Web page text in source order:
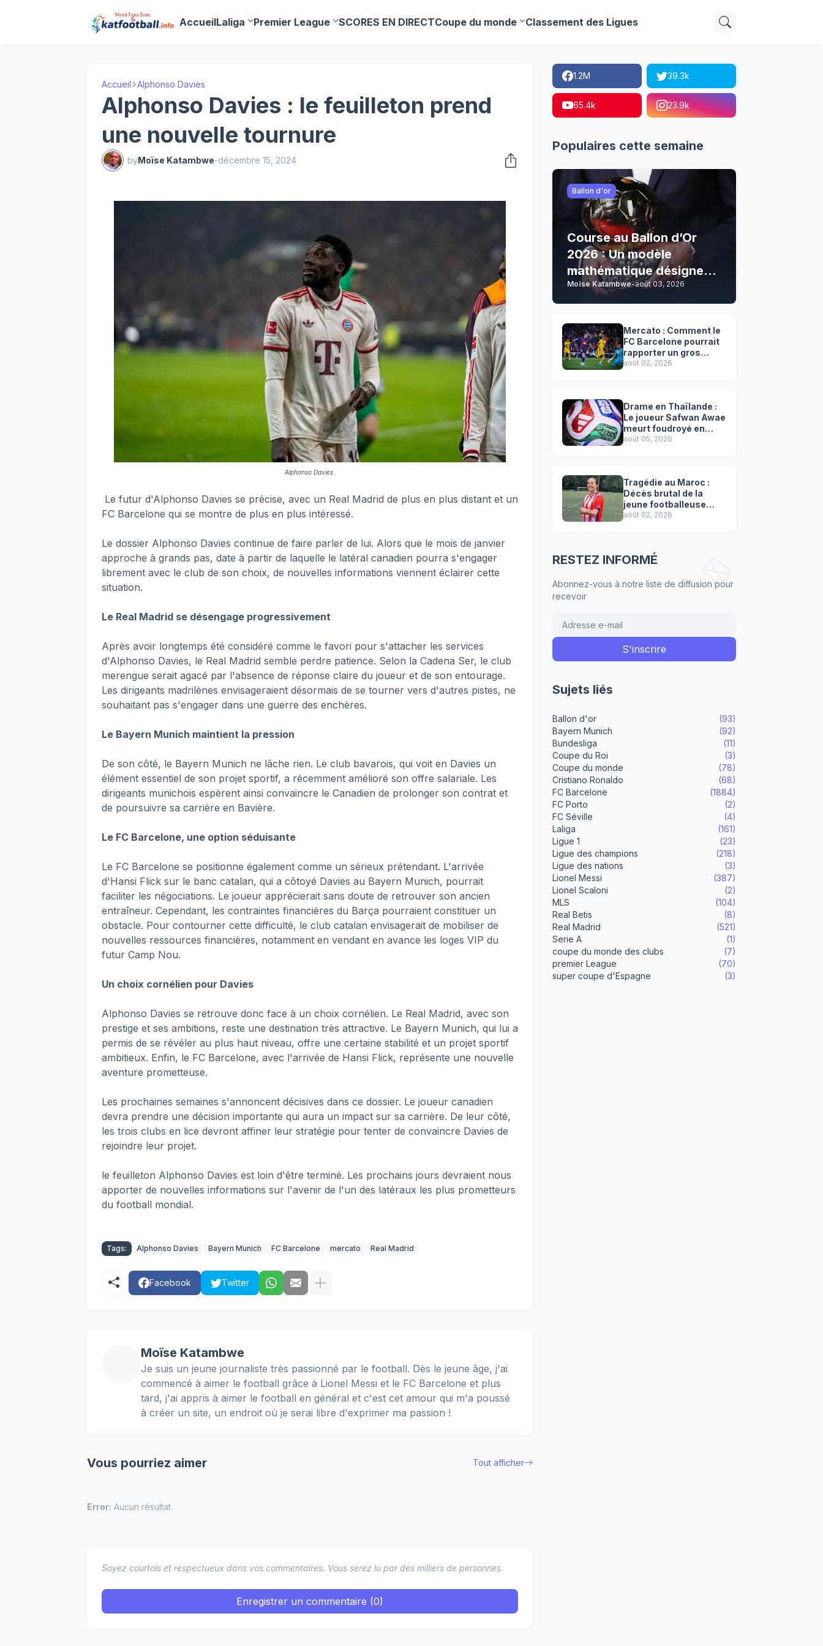
AccueilLaliga Premier League SCORES EN DIRECTCoupe du monde Classement des Ligues
Accueil Alphonso Davies
Alphonso Davies : le feuilleton prend
une nouvelle tournure
byMoïse Katambwe-décembre 15, 2024
Alphonso Davies
Le futur d'Alphonso Davies se précise, avec un Real Madrid de plus en plus distant et un
FC Barcelone qui se montre de plus en plus intéressé.
Le dossier Alphonso Davies continue de faire parler de lui. Alors que le mois de janvier
approche à grands pas, date à partir de laquelle le latéral canadien pourra s'engager
librement avec le club de son choix, de nouvelles informations viennent éclairer cette
situation.
Le Real Madrid se désengage progressivement
Après avoir longtemps été considéré comme le favori pour s'attacher les services
d'Alphonso Davies, le Real Madrid semble perdre patience. Selon la Cadena Ser, le club
merengue serait agacé par l'absence de réponse claire du joueur et de son entourage.
Les dirigeants madrilènes envisageraient désormais de se tourner vers d'autres pistes, ne
souhaitant pas s'engager dans une guerre des enchères.
Le Bayern Munich maintient la pression
De son côté, le Bayern Munich ne lâche rien. Le club bavarois, qui voit en Davies un
élément essentiel de son projet sportif, a récemment amélioré son offre salariale. Les
dirigeants munichois espèrent ainsi convaincre le Canadien de prolonger son contrat et
de poursuivre sa carrière en Bavière.
Le FC Barcelone, une option séduisante
Le FC Barcelone se positionne également comme un sérieux prétendant. L'arrivée
d'Hansi Flick sur le banc catalan, qui a côtoyé Davies au Bayern Munich, pourrait
faciliter les négociations. Le joueur apprécierait sans doute de retrouver son ancien
entraîneur. Cependant, les contraintes financières du Barça pourraient constituer un
obstacle. Pour contourner cette difficulté, le club catalan envisagerait de mobiliser de
nouvelles ressources financières, notamment en vendant en avance les loges VIP du
futur Camp Nou.
Un choix cornélien pour Davies
Alphonso Davies se retrouve donc face à un choix cornélien. Le Real Madrid, avec son
prestige et ses ambitions, reste une destination très attractive. Le Bayern Munich, qui lui a
permis de se révéler au plus haut niveau, offre une certaine stabilité et un projet sportif
ambitieux. Enfin, le FC Barcelone, avec l'arrivée de Hansi Flick, représente une nouvelle
aventure prometteuse.
Les prochaines semaines s'annoncent décisives dans ce dossier. Le joueur canadien
devra prendre une décision importante qui aura un impact sur sa carrière. De leur côté,
les trois clubs en lice devront affiner leur stratégie pour tenter de convaincre Davies de
rejoindre leur projet.
le feuilleton Alphonso Davies est loin d'être terminé. Les prochains jours devraient nous
apporter de nouvelles informations sur l'avenir de l'un des latéraux les plus prometteurs
du football mondial.
Tags: Alphonso Davies Bayern Munich FC Barcelone mercato Real Madrid
Facebook Twitter
Moïse Katambwe
Je suis un jeune journaliste très passionné par le football. Dès le jeune âge, j'ai
commencé à aimer le football grâce à Lionel Messi et le FC Barcelone et plus
tard, j'ai appris à aimer le football en général et c'est cet amour qui m'a poussé
à créer un site, un endroit où je serai libre d'exprimer ma passion !
Vous pourriez aimer Tout afficher
Error: Aucun résultat.
Soyez courtois et respectueux dans vos commentaires. Vous serez lu par des milliers de personnes.
Enregistrer un commentaire (0)
1.2M 39.3k
65.4k 23.9k
Populaires cette semaine
Ballon d'or
Course au Ballon d’Or
2026 : Un modèle
mathématique désigne
son grand favori !
Moïse Katambwe-août 03, 2026
Mercato : Comment le
FC Barcelone pourrait
rapporter un gros
chèque inespéré à l’OM
août 02, 2026
Drame en Thaïlande :
Le joueur Safwan Awae
meurt foudroyé en
plein match
août 05, 2026
Tragédie au Maroc :
Décès brutal de la
jeune footballeuse
Faten Ben Amar El
août 02, 2026
RESTEZ INFORMÉ
Abonnez-vous à notre liste de diffusion pour
recevoir
Sujets liés
Ballon d'or
(93)
Bayern Munich
(92)
Bundesliga
(11)
Coupe du Roi
(3)
Coupe du monde
(78)
Cristiano Ronaldo
(68)
FC Barcelone
(1884)
FC Porto
(2)
FC Séville
(4)
Laliga
(161)
Ligue 1
(23)
Ligue des champions
(218)
Ligue des nations
(3)
Lionel Messi
(387)
Lionel Scaloni
(2)
MLS
(104)
Real Betis
(8)
Real Madrid
(521)
Serie A
(1)
coupe du monde des clubs
(7)
premier League
(70)
super coupe d'Espagne
(3)